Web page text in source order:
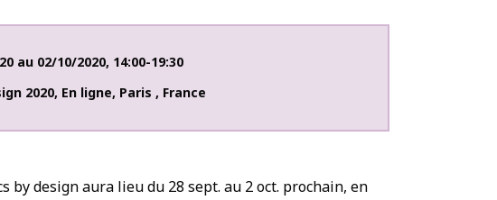
au 02/10/2020, 14:00-19:30
2020, En ligne, Paris , France
by design aura lieu du 28 sept. au 2 oct. prochain, en